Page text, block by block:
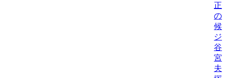
正
の
候/
ジ
谷
宮
夫